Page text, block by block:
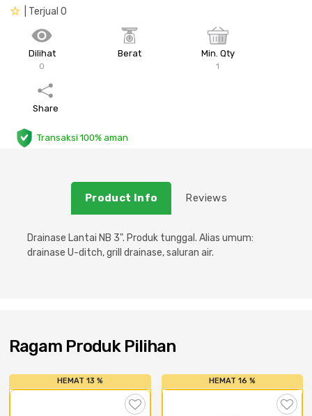
Sanitari & Aksesorisnya
Peralatan & Perkakas
Konstruksi
Saniter
Besi Profil & Plat
Besi Profil & Baja
Pompa dan Pipa
| Terjual 0
Dilihat
0
Berat Min. Qty
1
Share
Transaksi 100% aman
Product Info Reviews
Drainase Lantai NB 3". Produk tunggal. Alias umum:
drainase U-ditch, grill drainase, saluran air.
Ragam Produk Pilihan
HEMAT 13 % HEMAT 16 %